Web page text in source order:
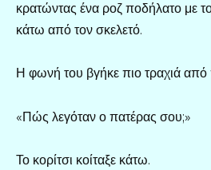
κρατώντας ένα ροζ ποδήλατο με
κάτω από τον σκελετό.
Η φωνή του βγήκε πιο τραχιά από
«Πώς λεγόταν ο πατέρας σου;»
Το κορίτσι κοίταξε κάτω.